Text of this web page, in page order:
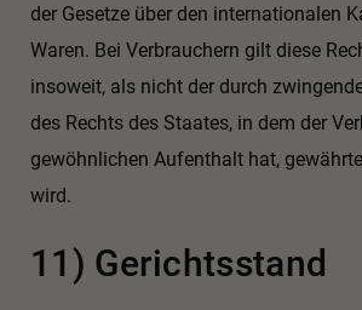
der Gesetze über den internationalen
Waren. Bei Verbrauchern gilt diese
insoweit, als nicht der durch
des Rechts des Staates, in dem der
gewöhnlichen Aufenthalt hat,
wird.
11) Gerichtsstand